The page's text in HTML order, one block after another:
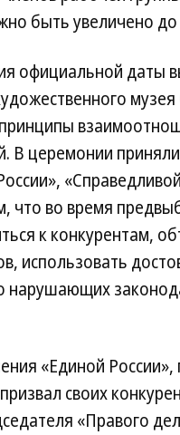
быть увеличено до
официальной даты
В церемонии
что во время
к конкурентам,
использовать
«Единой
своих
«Правого